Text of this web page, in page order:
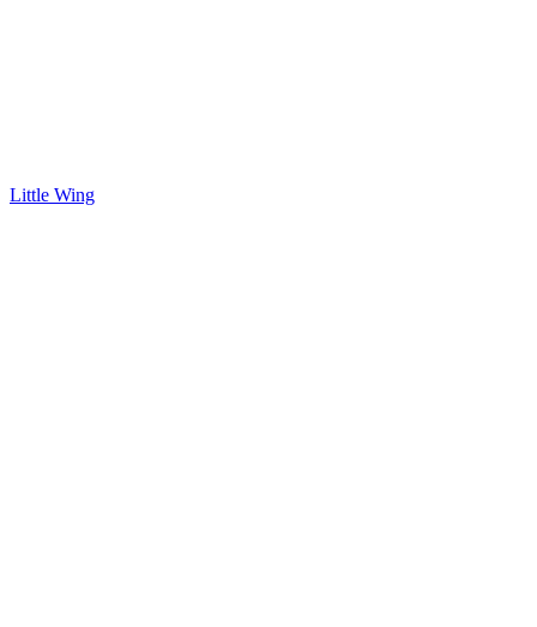
Little Wing